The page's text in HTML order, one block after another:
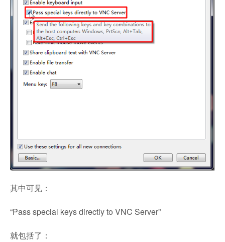
其中可见：
“Pass special keys directly to VNC Server”
就包括了：